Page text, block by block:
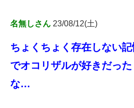
名無しさん 23/08/12(土)
ちょくちょく存在しない
でオコリザルが好きだっ
な…